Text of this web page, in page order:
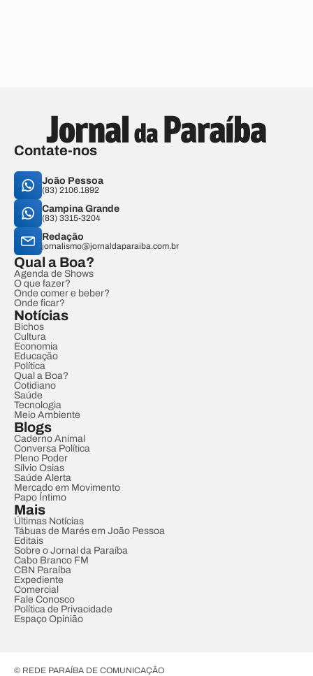
Contate-nos
João Pessoa
(83) 2106.1892
Campina Grande
(83) 3315-3204
Redação
jornalismo@jornaldaparaiba.com.br
Qual a Boa?
Agenda de Shows
O que fazer?
Onde comer e beber?
Onde ficar?
Notícias
Bichos
Cultura
Economia
Educação
Política
Qual a Boa?
Cotidiano
Saúde
Tecnologia
Meio Ambiente
Blogs
Caderno Animal
Conversa Política
Pleno Poder
Sílvio Osias
Saúde Alerta
Mercado em Movimento
Papo Íntimo
Mais
Últimas Notícias
Tábuas de Marés em João Pessoa
Editais
Sobre o Jornal da Paraíba
Cabo Branco FM
CBN Paraíba
Expediente
Comercial
Fale Conosco
Política de Privacidade
Espaço Opinião
© REDE PARAÍBA DE COMUNICAÇÃO